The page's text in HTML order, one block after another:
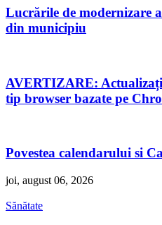
Lucrările de modernizare
din municipiu
AVERTIZARE:
tip browser bazate pe
Povestea calendarului si
joi, august 06, 2026
Sănătate